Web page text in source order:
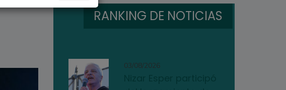
RANKING DE NOTICIAS
03/08/2026